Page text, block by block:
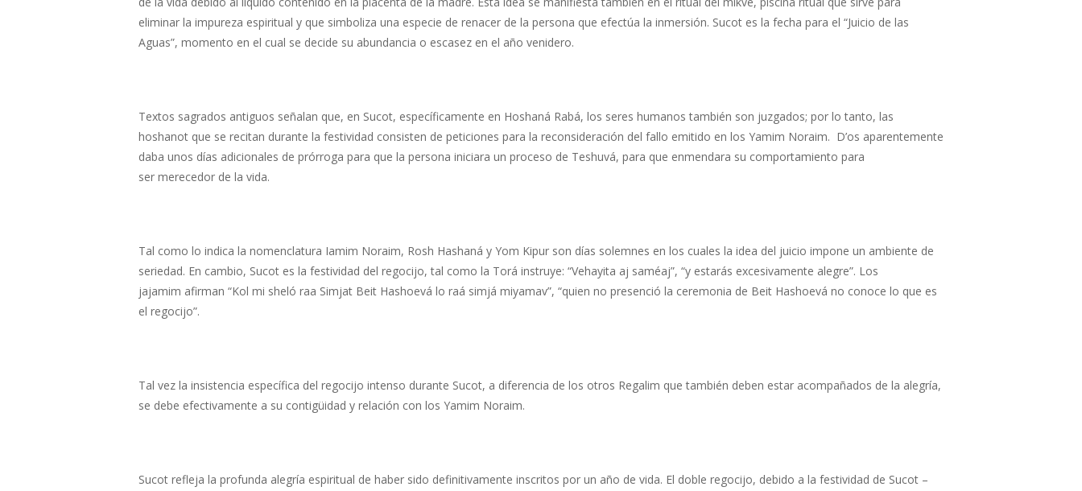
eliminar la impureza espiritual y que simboliza una especie de renacer de la persona que efectúa la inmersión. Sucot es la fecha para el “Juicio de las
Aguas”, momento en el cual se decide su abundancia o escasez en el año venidero.
Textos sagrados antiguos señalan que, en Sucot, específicamente en Hoshaná Rabá, los seres humanos también son juzgados; por lo tanto, las
hoshanot que se recitan durante la festividad consisten de peticiones para la reconsideración del fallo emitido en los Yamim Noraim. D’os aparentemente
daba unos días adicionales de prórroga para que la persona iniciara un proceso de Teshuvá, para que enmendara su comportamiento para
ser merecedor de la vida.
Tal como lo indica la nomenclatura Iamim Noraim, Rosh Hashaná y Yom Kipur son días solemnes en los cuales la idea del juicio impone un ambiente de
seriedad. En cambio, Sucot es la festividad del regocijo, tal como la Torá instruye: “Vehayita aj saméaj”, “y estarás excesivamente alegre”. Los
jajamim afirman “Kol mi sheló raa Simjat Beit Hashoevá lo raá simjá miyamav”, “quien no presenció la ceremonia de Beit Hashoevá no conoce lo que es
el regocijo”.
Tal vez la insistencia específica del regocijo intenso durante Sucot, a diferencia de los otros Regalim que también deben estar acompañados de la alegría,
se debe efectivamente a su contigüidad y relación con los Yamim Noraim.
Sucot refleja la profunda alegría espiritual de haber sido definitivamente inscritos por un año de vida. El doble regocijo, debido a la festividad de Sucot –